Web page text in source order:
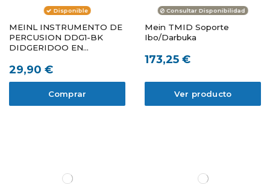
Disponible
MEINL INSTRUMENTO DE
PERCUSION DDG1-BK
DIDGERIDOO EN
29,90 €
Comprar
Consultar Disponibilidad
Mein TMID Soporte
Ibo/Darbuka
173,25 €
Ver producto